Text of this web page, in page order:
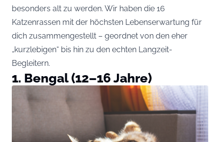
besonders alt zu werden. Wir haben die 16
Katzenrassen mit der höchsten Lebenserwartung für
dich zusammengestellt – geordnet von den eher
„kurzlebigen“ bis hin zu den echten Langzeit-
Begleitern.
1. Bengal (12–16 Jahre)